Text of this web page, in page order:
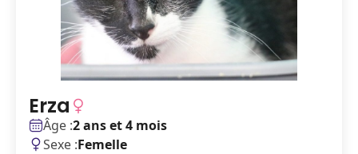
Erza
Âge :2 ans et 4 mois
Sexe :Femelle